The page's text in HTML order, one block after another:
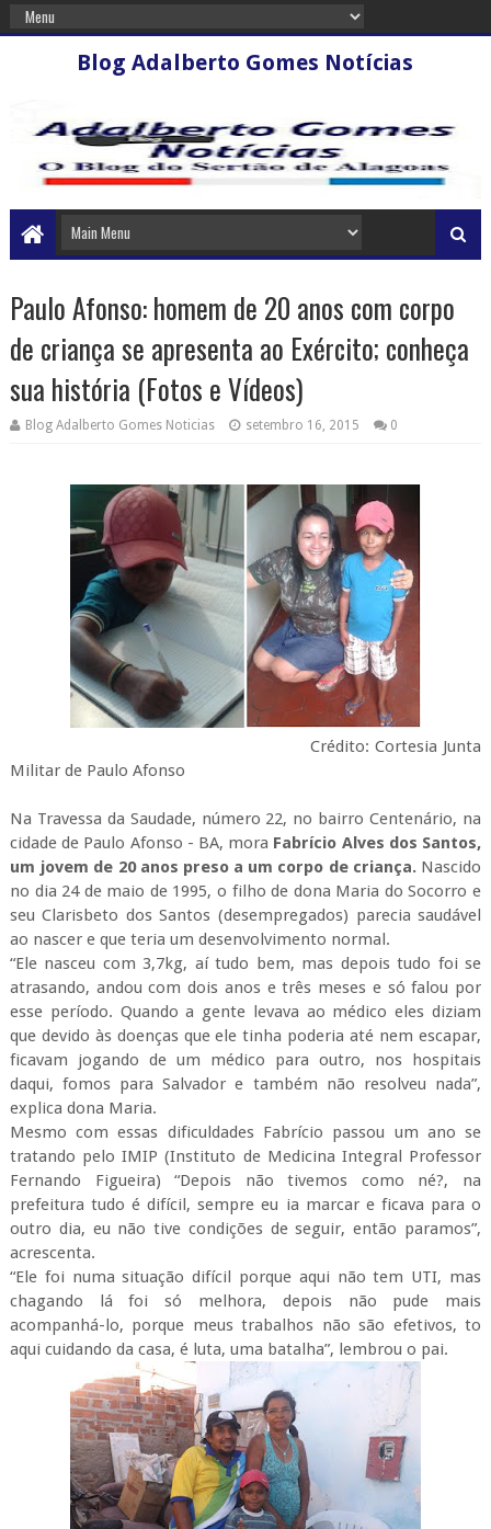
Blog Adalberto Gomes Notícias
Paulo Afonso: homem de 20 anos com corpo
de criança se apresenta ao Exército; conheça
sua história (Fotos e Vídeos)
Blog Adalberto Gomes Noticias setembro 16, 2015 0
Crédito: Cortesia Junta
Militar de Paulo Afonso
Na Travessa da Saudade, número 22, no bairro Centenário, na
cidade de Paulo Afonso - BA, mora Fabrício Alves dos Santos,
um jovem de 20 anos preso a um corpo de criança.Nascido
no dia 24 de maio de 1995, o filho de dona Maria do Socorro e
seu Clarisbeto dos Santos (desempregados) parecia saudável
ao nascer e que teria um desenvolvimento normal.
“Ele nasceu com 3,7kg, aí tudo bem, mas depois tudo foi se
atrasando, andou com dois anos e três meses e só falou por
esse período. Quando a gente levava ao médico eles diziam
que devido às doenças que ele tinha poderia até nem escapar,
ficavam jogando de um médico para outro, nos hospitais
daqui, fomos para Salvador e também não resolveu nada”,
explica dona Maria.
Mesmo com essas dificuldades Fabrício passou um ano se
tratando pelo IMIP (Instituto de Medicina Integral Professor
Fernando Figueira) “Depois não tivemos como né?, na
prefeitura tudo é difícil, sempre eu ia marcar e ficava para o
outro dia, eu não tive condições de seguir, então paramos”,
acrescenta.
“Ele foi numa situação difícil porque aqui não tem UTI, mas
chagando lá foi só melhora, depois não pude mais
acompanhá-lo, porque meus trabalhos não são efetivos, to
aqui cuidando da casa, é luta, uma batalha”, lembrou o pai.